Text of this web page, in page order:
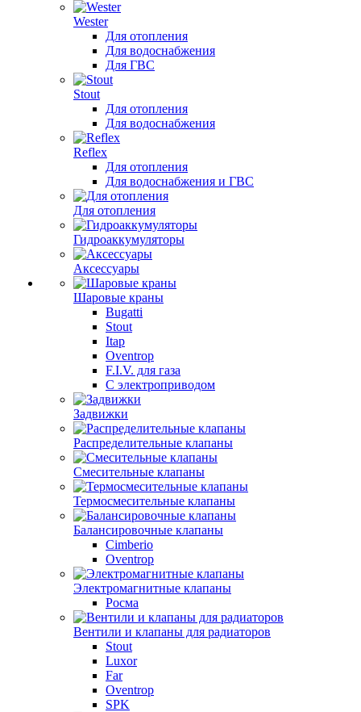
Wester
Для отопления
Для водоснабжения
Для ГВС
Stout
Для отопления
Для водоснабжения
Reflex
Для отопления
Для водоснабжения и ГВС
Для отопления
Гидроаккумуляторы
Аксессуары
Шаровые краны
Bugatti
Stout
Itap
Oventrop
F.I.V. для газа
С электроприводом
Задвижки
Распределительные клапаны
Cмесительные клапаны
Термосмесительные клапаны
Балансировочные клапаны
Cimberio
Oventrop
Электромагнитные клапаны
Росма
Вентили и клапаны для радиаторов
Stout
Luxor
Far
Oventrop
SPK